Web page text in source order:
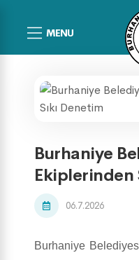
MENU
Burhaniye
Ekiplerinden
06.7.2026
Burhaniye